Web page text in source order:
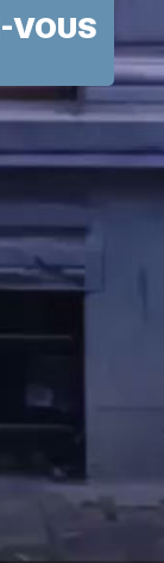
VOUS